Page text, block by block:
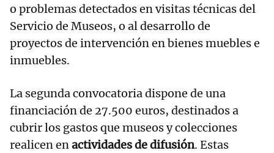
o problemas detectados en visitas técnicas del
Servicio de Museos, o al desarrollo de
proyectos de intervención en bienes muebles e
inmuebles.
La segunda convocatoria dispone de una
financiación de 27.500 euros, destinados a
cubrir los gastos que museos y colecciones
realicen enactividades de difusión. Estas